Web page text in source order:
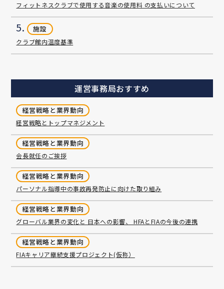
フィットネスクラブで使用する音楽の使用料 の支払いについて
5. 施設
クラブ館内温度基準
運営事務局おすすめ
経営戦略と業界動向
経営戦略とトップマネジメント
経営戦略と業界動向
会長就任のご挨拶
経営戦略と業界動向
パーソナル指導中の事故再発防止に向けた取り組み
経営戦略と業界動向
グローバル業界の変化と 日本への影響、 HFAとFIAの今後の連携
経営戦略と業界動向
FIAキャリア継続支援プロジェクト(仮称）